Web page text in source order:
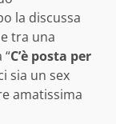
la discussa
tra una
“C’è posta per
sia un sex
amatissima